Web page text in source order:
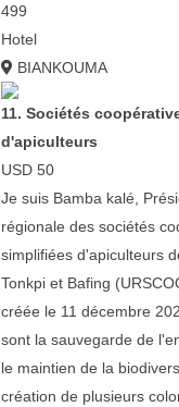
499
Hotel
BIANKOUMA
11. Sociétés
d'apiculteurs
USD 50
Je suis Bamba kalé,
régionale des sociétés
simplifiées d'apiculteurs
Tonkpi et Bafing
créée le 11 décembre
sont la sauvegarde de
le maintien de la
création de plusieurs